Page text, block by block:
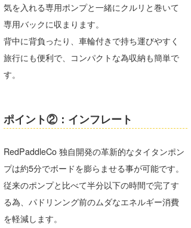
気を入れる専用ポンプと一緒にクルリと巻いて
専用バックに収まります。
背中に背負ったり、車輪付きで持ち運びやすく
旅行にも便利で、コンパクトな為収納も簡単で
す。
ポイント②：インフレート
RedPaddleCo 独自開発の革新的なタイタンポン
プは約5分でボードを膨らませる事が可能です。
従来のポンプと比べて半分以下の時間で完了す
る為、パドリンング前のムダなエネルギー消費
を軽減します。